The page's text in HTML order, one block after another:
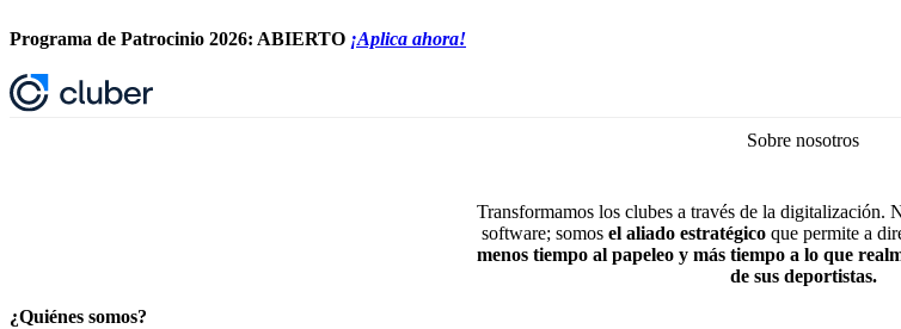
Programa de Patrocinio 2026: ABIERTO ¡Aplica ahora!
Sobre nosotros
Transformamos los clubes a través de la digitalización.
software; somos el aliado estratégico que permite a
menos tiempo al papeleo y más tiempo a lo que
de sus deportistas.
¿Quiénes somos?